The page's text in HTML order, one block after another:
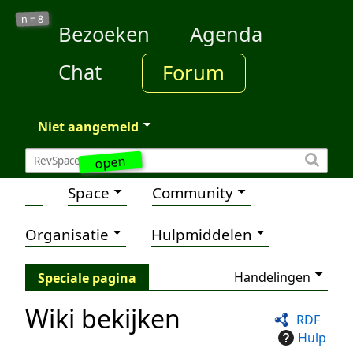
open
n =8
Bezoeken
Agenda
Chat
Forum
Niet aangemeld
Space Community
Organisatie Hulpmiddelen
Speciale pagina Handelingen
RDF
Hulp
Wiki bekijken